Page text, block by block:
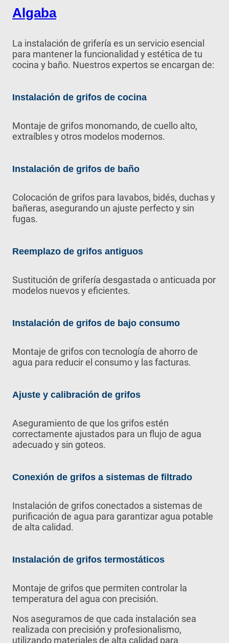
Algaba
La instalación de grifería es un servicio esencial
para mantener la funcionalidad y estética de tu
cocina y baño. Nuestros expertos se encargan de:
Instalación de grifos de cocina
Montaje de grifos monomando, de cuello alto,
extraíbles y otros modelos modernos.
Instalación de grifos de baño
Colocación de grifos para lavabos, bidés, duchas y
bañeras, asegurando un ajuste perfecto y sin
fugas.
Reemplazo de grifos antiguos
Sustitución de grifería desgastada o anticuada por
modelos nuevos y eficientes.
Instalación de grifos de bajo consumo
Montaje de grifos con tecnología de ahorro de
agua para reducir el consumo y las facturas.
Ajuste y calibración de grifos
Aseguramiento de que los grifos estén
correctamente ajustados para un flujo de agua
adecuado y sin goteos.
Conexión de grifos a sistemas de filtrado
Instalación de grifos conectados a sistemas de
purificación de agua para garantizar agua potable
de alta calidad.
Instalación de grifos termostáticos
Montaje de grifos que permiten controlar la
temperatura del agua con precisión.
Nos aseguramos de que cada instalación sea
realizada con precisión y profesionalismo,
utilizando materiales de alta calidad para